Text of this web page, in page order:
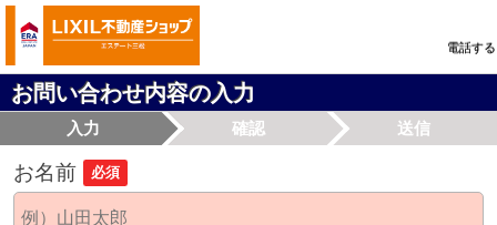
電話する
お問い合わせ内容の入力
入力 確認 送信
お名前 必須